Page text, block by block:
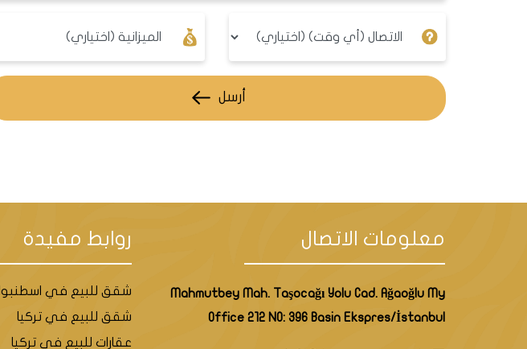
: هو مستشفى خاص يقع في حي كورت كوي،
إنظر أيضا أفضل العقارات في اسطنبول
المواصلات
أرسل
معلومات الاتصال
Mahmutbey Mah. Taşocağı Yolu Cad. Ağaoğlu My
Office 212 NO: 396 Basin Ekspres/İstanbul
روابط مفيدة
شقق للبيع في
شقق للبيع في تركيا
عقارات للبيع في تركيا